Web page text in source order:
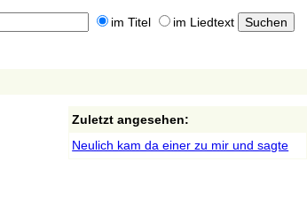
im Titel im Liedtext
Zuletzt angesehen:
Neulich kam da einer zu mir und sagte